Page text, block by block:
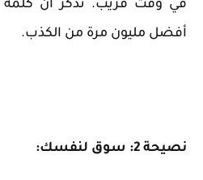
في وقت قريب. تذكر أن كلمة
أفضل مليون مرة من الكذب.
نصيحة 2: سوق لنفسك: